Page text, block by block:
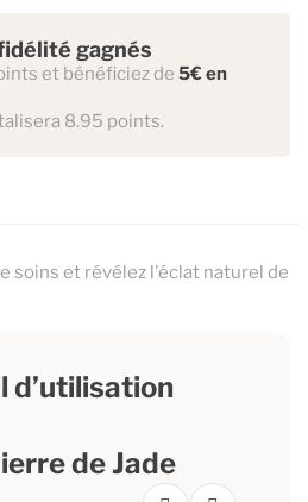
gagnés
et bénéficiez de 5€ en
8.95 points.
soins et révélez l'éclat naturel de
d’utilisation
de Jade